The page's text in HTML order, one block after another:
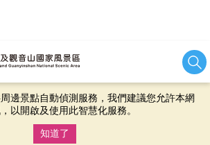
相關技術以持續優化網站服務，並有助於為
您繼續使用本網站即表示您同意我們的
邊景點自動偵測服務，我們建議您允許本網
以開啟及使用此智慧化服務。
知道了